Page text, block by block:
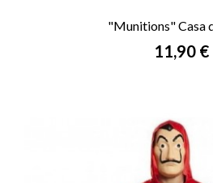
"Munitions" Casa
Prix
11,90 €